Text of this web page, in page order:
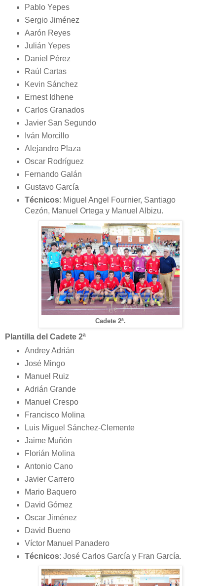
Pablo Yepes
Sergio Jiménez
Aarón Reyes
Julián Yepes
Daniel Pérez
Raúl Cartas
Kevin Sánchez
Ernest Idhene
Carlos Granados
Javier San Segundo
Iván Morcillo
Alejandro Plaza
Oscar Rodríguez
Fernando Galán
Gustavo García
Técnicos: Miguel Angel Fournier, Santiago
Cezón, Manuel Ortega y Manuel Albizu.
Cadete 2ª.
Plantilla del Cadete 2ª
Andrey Adrián
José Mingo
Manuel Ruiz
Adrián Grande
Manuel Crespo
Francisco Molina
Luis Miguel Sánchez-Clemente
Jaime Muñón
Florián Molina
Antonio Cano
Javier Carrero
Mario Baquero
David Gómez
Oscar Jiménez
David Bueno
Víctor Manuel Panadero
Técnicos: José Carlos García y Fran García.